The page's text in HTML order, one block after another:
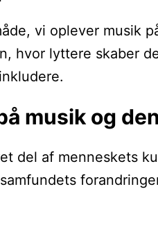
vi oplever musik
hvor lyttere skaber
musik og
del af menneskets